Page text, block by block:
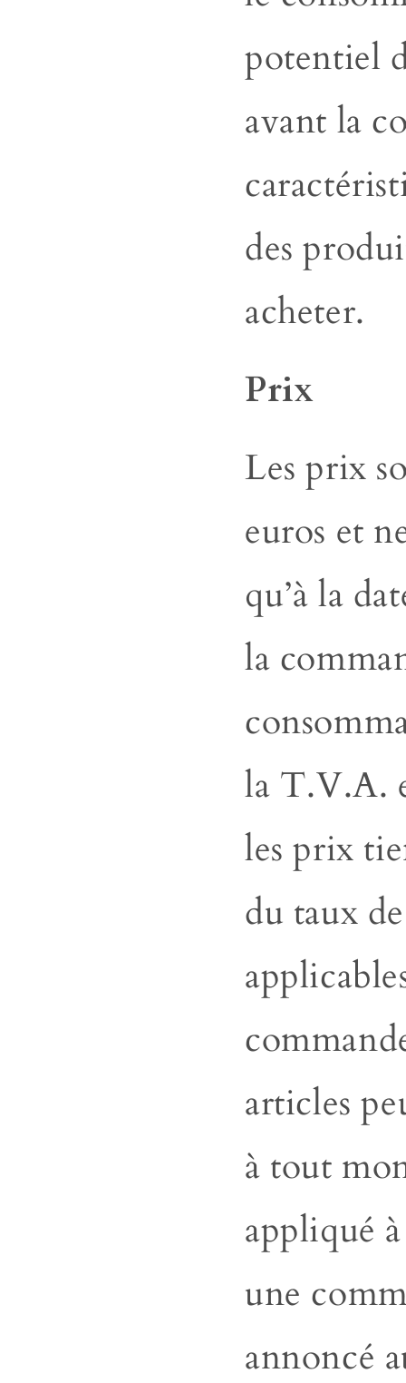
potentiel
avant la
des
acheter.
Prix
Les prix
euros et
qu’à la
la
la T.V.A.
les prix
du taux
articles
à tout
appliqué à
une
annoncé